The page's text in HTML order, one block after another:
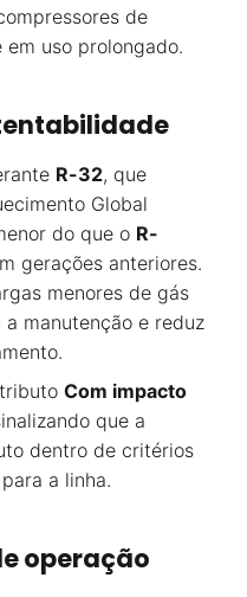
de
uso prolongado.
R-32, que
Global
do que o R-
gerações anteriores.
menores de gás
manutenção e reduz
Com impacto
que a
dentro de critérios
a linha.
operação